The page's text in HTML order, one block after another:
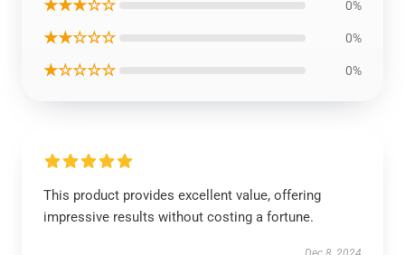
★★★☆☆ 0%
★★☆☆☆ 0%
★☆☆☆☆ 0%
This product provides excellent value, offering
impressive results without costing a fortune.